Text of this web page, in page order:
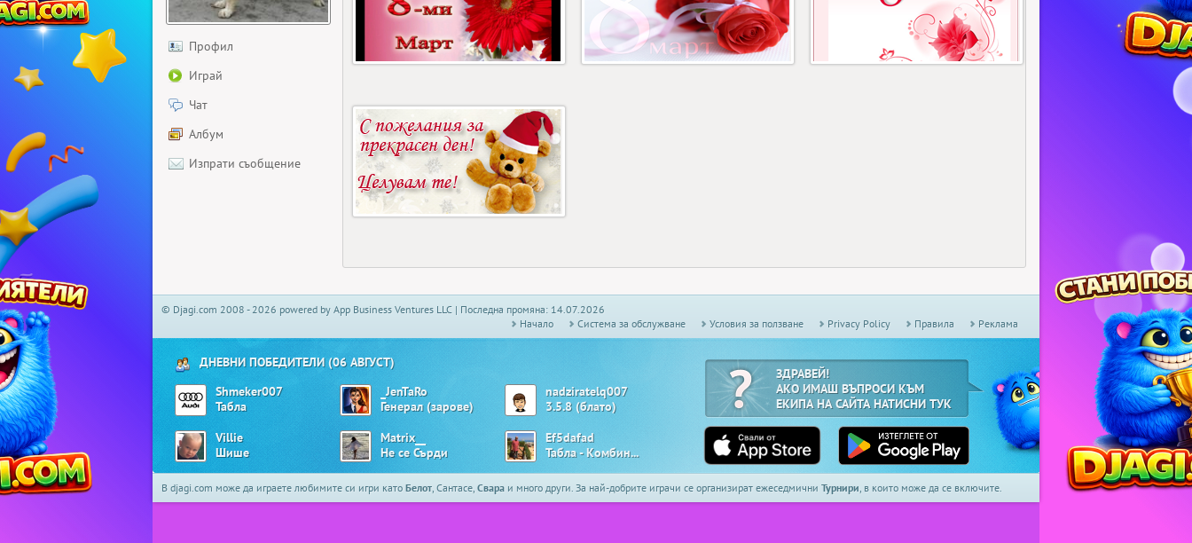
Профил
Играй
Чат
Албум
Изпрати съобщение
© Djagi.com 2008 - 2026 powered by App Business Ventures LLC | Последна промяна: 14.07.2026
Начало
Системa за обслужване Условия за ползване Privacy Policy Правила Реклама
ДНЕВНИ ПОБЕДИТЕЛИ (06 АВГУСТ)
Shmeker007
Табла
_JenTaRo
Генерал (зарове)
nadziratelq007
3.5.8 (блато)
Villie
Шише
Matrix__
Не се Сърди
Ef5dafad
Табла - Комбинирана
ЗДРАВЕЙ!
АКО ИМАШ ВЪПРОСИ КЪМ
ЕКИПА НА САЙТА НАТИСНИ ТУК
В djagi.com може да играете любимите си игри като Белот, Сантасе, Свара и много други. За най-добрите играчи се организират ежеседмични Турнири, в които може да се включите.